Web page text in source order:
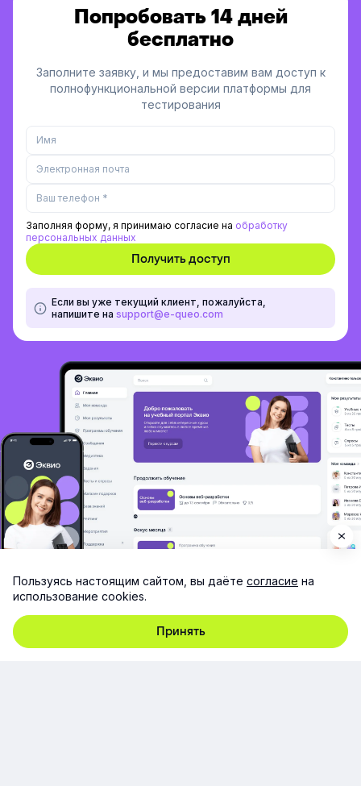
Попробовать 14 дней
бесплатно
Заполните заявку, и мы предоставим вам доступ к
полнофункциональной версии платформы для
тестирования
Заполняя форму, я принимаю согласие на обработку
персональных данных
Если вы уже текущий клиент, пожалуйста,
напишите на support@e-queo.com
Пользуясь настоящим сайтом, вы даёте согласие на
использование cookies.
Принять